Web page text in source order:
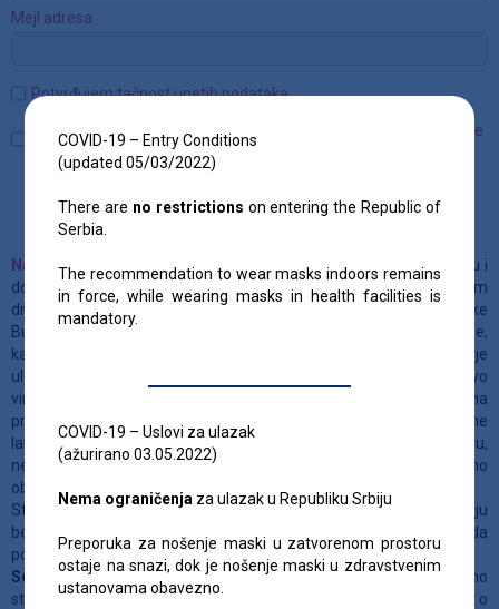
Napomena
Lica koja iz poslovnih razloga ulaze u Republiku Srbiju i
dolaze iz država sa nepovolјnom epidemiloškom situacijom (osim
državlјana Republike Albanije, Bosne i Hercegovine, Republike
Bugarske, Mađarske, Republike Severne Makedonije i Crne Gore,
kada ulaze u Republiku Srbiju iz tih država čiji su državlјani, za koje je
ulaz u Republiku Srbiju dozvoljen bez RT-PCR testa na prisustvo
virusa SARS-CoV-2) i koja poseduju negativan RT-PCR test na
prisustvo virusa SARS-CoV-2, izdat od strane referentne
laboratorije države iz koje dolaze, odnosno ulaze u Republiku Srbiju,
ne stariji od 48 časova nisu u obavezi da dostave predhodno
obaveštenje Privrednoj komori Srbije.
Stranim državljanima je takodje dozvoljen ulazak u Republiku Srbiju
bez RT-PCR testa na prisustvo virusa SARS-CoV-2 pod uslovom da
poseduju jedan od sledećih dokumenata:
Sertifikat o potpunoj vakcinacijiizdat od Republike Srbije, odnosno
strane države sa kojom Republika Srbija ima zaključen sporazum o
Mejl adresa
Potvrđujem tačnost unetih podataka
Saglasan/na sa obradom podataka o ličnosti (dokument možete
preuzeti sa linka u dnu strane)
COVID-19 – Entry Conditions
(updated 05/03/2022)
There are no restrictions on entering the Republic of
Serbia.
The recommendation to wear masks indoors remains
in force, while wearing masks in health facilities is
mandatory.
COVID-19 – Uslovi za ulazak
(ažurirano 03.05.2022)
Nema ograničenja za ulazak u Republiku Srbiju
Preporuka za nošenje maski u zatvorenom prostoru
ostaje na snazi, dok je nošenje maski u zdravstvenim
ustanovama obavezno.